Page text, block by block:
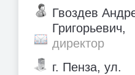
Гвоздев
Григорьевич,
директор
г. Пенза, ул.